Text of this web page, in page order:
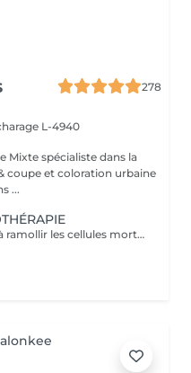
278
L-4940
Mixte spécialiste dans la
coupe et coloration urbaine
...
Cet appareil sert essentiellement à ramollir les cellules mortes de la peau et prépare la peau de manière optimale au soin correspondant. Le vapozone permet ainsi d'ouvrir les pores pour un nettoyage en profondeur de la peau. La vapeur + l'ozone pénètre en profondeur dans les pores et nettoie les impuretés, le gras, les points noirs et les restes de maquillage. La vapeur peut donc aider